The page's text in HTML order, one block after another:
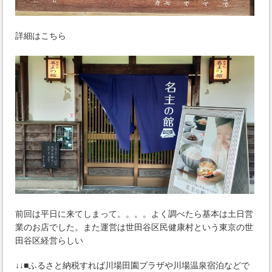
詳細はこちら
前回は平日に来てしまって。。。。よく調べたら基本は土日営
業のお店でした。また運営は世田谷区民健康村という東京の世
田谷区経営らしい
↓↓■ふるさと納税すれば川場田園プラザや川場温泉宿泊などで